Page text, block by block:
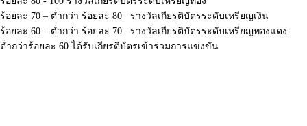
ร้อยละ 70 – ต่ำกว่า ร้อยละ 80 รางวัลเกียรติบัตรระดับเหรียญเงิน
ร้อยละ 60 – ต่ำกว่า ร้อยละ 70 รางวัลเกียรติบัตรระดับเหรียญทองแดง
ต่ำกว่าร้อยละ 60 ได้รับเกียรติบัตรเข้าร่วมการแข่งขัน